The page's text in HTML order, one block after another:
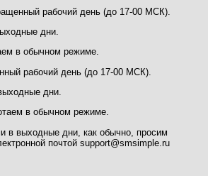
рабочий день (до 17-00 МСК).
дни.
в обычном режиме.
рабочий день (до 17-00 МСК).
дни.
в обычном режиме.
в выходные дни, как обычно, просим
почтой support@smsimple.ru